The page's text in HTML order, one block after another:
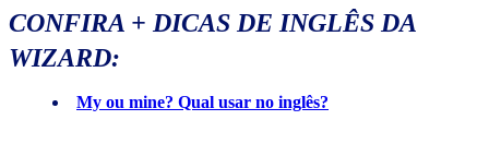
CONFIRA + DICAS DE INGLÊS DA
WIZARD:
My ou mine? Qual usar no inglês?